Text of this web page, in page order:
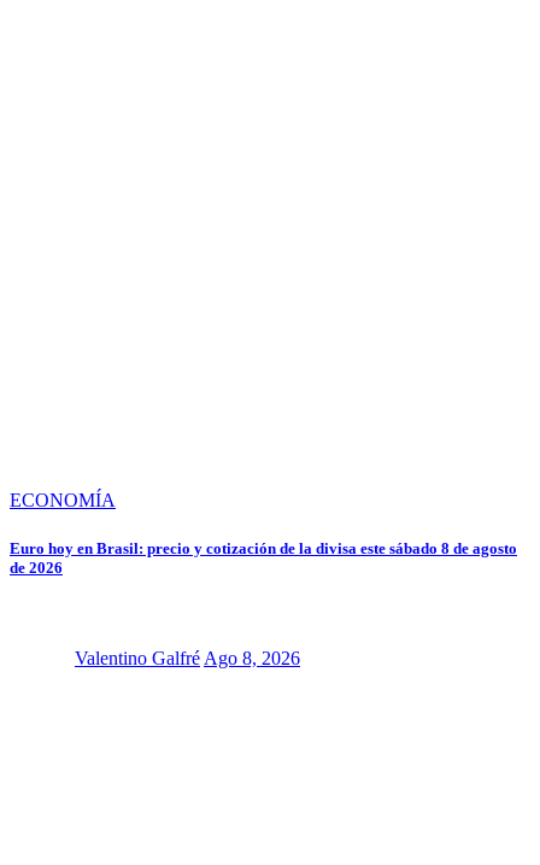
ECONOMÍA
Euro hoy en Brasil: precio y cotización de la divisa este sábado 8 de agosto
de 2026
Valentino Galfré Ago 8, 2026